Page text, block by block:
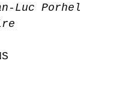
Luc Porhel